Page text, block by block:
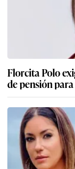
Florcita Polo
de pensión